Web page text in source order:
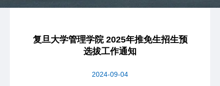
复旦大学管理学院 2025年推免生招生预
选拔工作通知
2024-09-04